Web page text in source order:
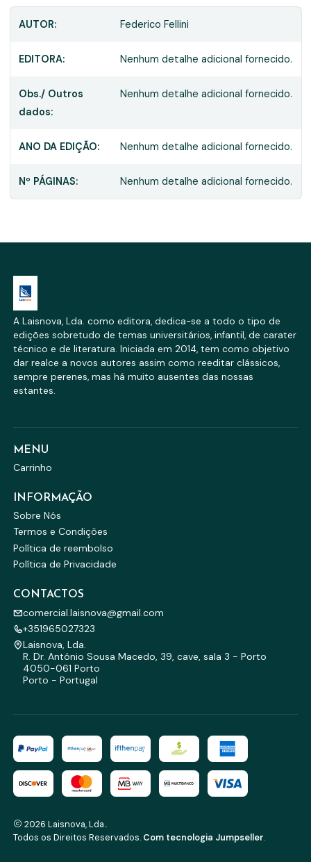
AUTOR: Federico Fellini
EDITORA: Nenhum detalhe adicional fornecido.
Obs./ Outros
dados:
Nenhum detalhe adicional fornecido.
ANO DA EDIÇÃO: Nenhum detalhe adicional fornecido.
Nº PÁGINAS: Nenhum detalhe adicional fornecido.
A Laisnova, Lda. como editora, dedica-se a todo o tipo de
edições sobretudo de temas universitários, infantil, de carater
técnico e de literatura. Iniciada em 2014, tem como objetivo
dar realce a novos autores assim como reeditar clássicos,
sempre perenes, mas há muito ausentes das nossas
estantes.
MENU
Carrinho
INFORMAÇÃO
Sobre Nós
Termos e Condições
Política de reembolso
Política de Privacidade
CONTACTOS
comercial.laisnova@gmail.com
+351965027323
Laisnova, Lda.
R. Dr. António Sousa Macedo, 39, cave, sala 3 - Porto
4050-061 Porto
Porto - Portugal
2026 Laisnova, Lda..
Todos os Direitos Reservados. Com tecnologia Jumpseller.